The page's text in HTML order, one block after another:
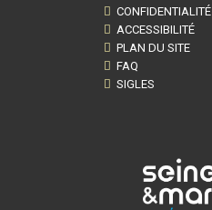
CONFIDENTIALITÉ
ACCESSIBILITÉ
PLAN DU SITE
FAQ
SIGLES